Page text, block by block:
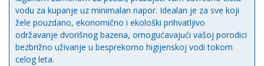
vodu za kupanje uz minimalan napor. Idealan je za sve koji
žele pouzdano, ekonomično i ekološki prihvatljivo
održavanje dvorišnog bazena, omogućavajući vašoj porodici
bezbrižno uživanje u besprekorno higijenskoj vodi tokom
celog leta.